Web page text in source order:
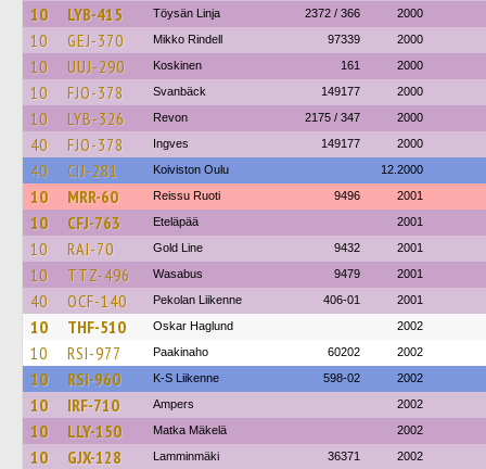
10 LYB-415 Töysän Linja 2372 / 366 2000
10 GEJ-370 Mikko Rindell 97339 2000
10 UUJ-290 Koskinen 161 2000
10 FJO-378 Svanbäck 149177 2000
10 LYB-326 Revon 2175 / 347 2000
40 FJO-378 Ingves 149177 2000
40 CIJ-281 Koiviston Oulu 12.2000
10 MRR-60 Reissu Ruoti 9496 2001
10 CFJ-763 Eteläpää 2001
10 RAI-70 Gold Line 9432 2001
10 TTZ-496 Wasabus 9479 2001
40 OCF-140 Pekolan Liikenne 406-01 2001
10 THF-510 Oskar Haglund 2002
10 RSI-977 Paakinaho 60202 2002
10 RSI-960 K-S Liikenne 598-02 2002
10 IRF-710 Ampers 2002
10 LLY-150 Matka Mäkelä 2002
10 GJX-128 Lamminmäki 36371 2002